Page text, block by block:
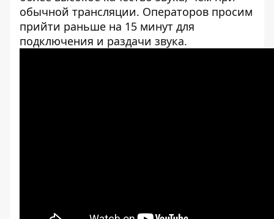
обычной трансляции. Операторов просим
прийти раньше на 15 минут для
подключения и раздачи звука.